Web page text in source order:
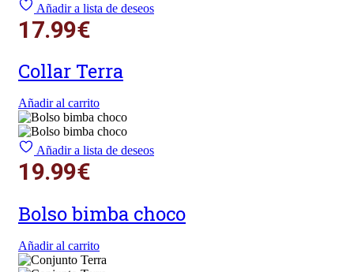
Añadir a lista de deseos
17.99€
Collar Terra
Añadir al carrito
Añadir a lista de deseos
19.99€
Bolso bimba choco
Añadir al carrito